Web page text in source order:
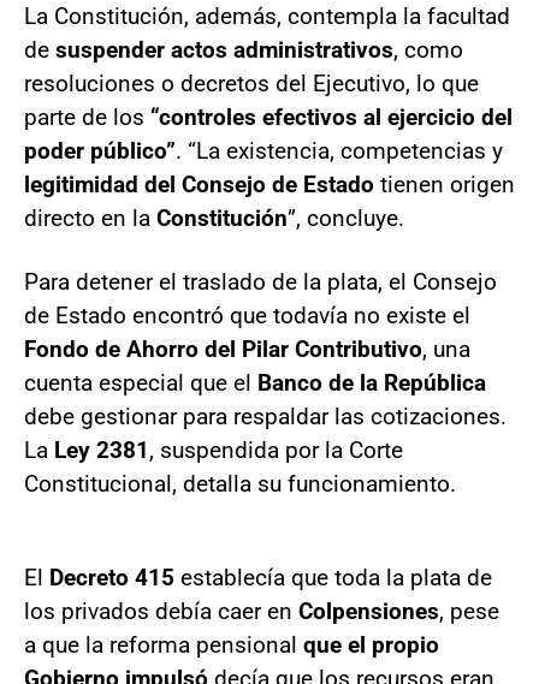
La Constitución, además, contempla la facultad
de suspender actos administrativos, como
resoluciones o decretos del Ejecutivo, lo que
parte de los “controles efectivos al ejercicio del
poder público”. “La existencia, competencias y
legitimidad del Consejo de Estado tienen origen
directo en la Constitución”, concluye.
Para detener el traslado de la plata, el Consejo
de Estado encontró que todavía no existe el
Fondo de Ahorro del Pilar Contributivo, una
cuenta especial que el Banco de la República
debe gestionar para respaldar las cotizaciones.
La Ley 2381, suspendida por la Corte
Constitucional, detalla su funcionamiento.
El Decreto 415 establecía que toda la plata de
los privados debía caer en Colpensiones, pese
a que la reforma pensional que el propio
Gobierno impulsó decía que los recursos eran